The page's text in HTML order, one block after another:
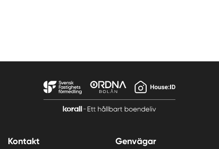
Kontakt Genvägar